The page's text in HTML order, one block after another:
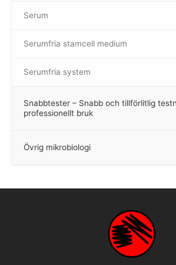
Serum
Serumfria stamcell medium
Serumfria system
Snabbtester – Snabb och tillförlitlig
professionellt bruk
–
Övrig mikrobiologi
–